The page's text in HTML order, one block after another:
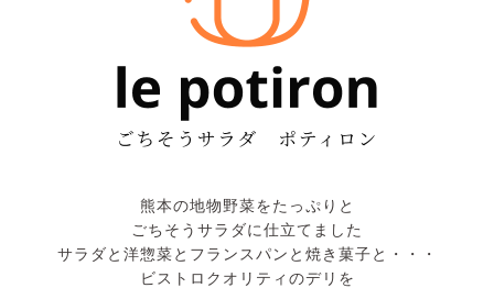
熊本の地物野菜をたっぷりと
ごちそうサラダに仕立てました
サラダと洋惣菜とフランスパンと焼き菓子と・・・
ビストロクオリティのデリを